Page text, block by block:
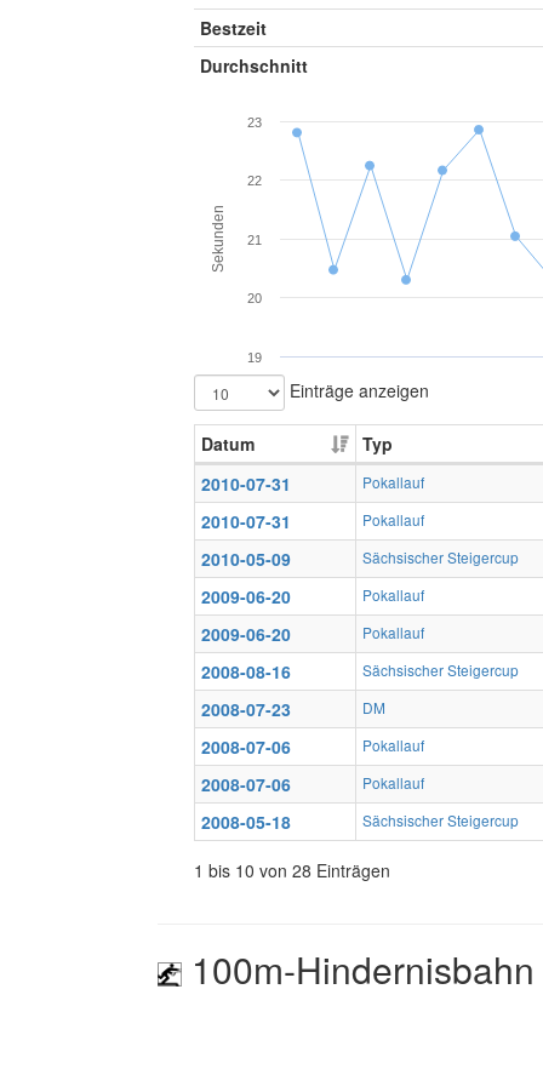
Bestzeit
Durchschnitt
Sekunden
19
20
21
22
23
Einträge anzeigen
Datum
Typ
2010-07-31
Pokallauf
2010-07-31 Pokallauf
2010-05-09 Sächsischer Steigercup
2009-06-20 Pokallauf
2009-06-20 Pokallauf
2008-08-16 Sächsischer Steigercup
2008-07-23 DM
2008-07-06 Pokallauf
2008-07-06 Pokallauf
2008-05-18 Sächsischer Steigercup
1 bis 10 von 28 Einträgen
100m-